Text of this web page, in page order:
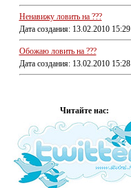
Ненавижу ловить на ???
Дата создания: 13.02.2010 15:29
Обожаю ловить на ???
Дата создания: 13.02.2010 15:28
Читайте нас: